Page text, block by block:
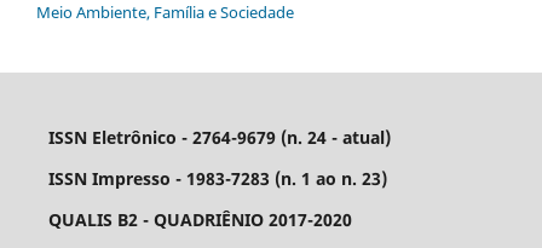
Meio Ambiente, Família e Sociedade
ISSN Eletrônico - 2764-9679 (n. 24 - atual)
ISSN Impresso - 1983-7283 (n. 1 ao n. 23)
QUALIS B2 - QUADRIÊNIO 2017-2020